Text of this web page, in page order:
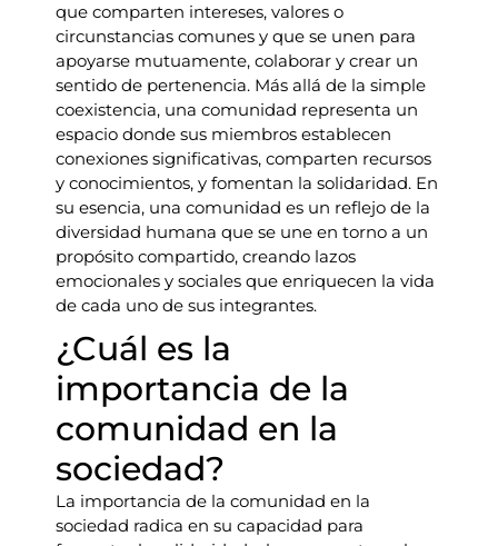
que comparten intereses, valores o
circunstancias comunes y que se unen para
apoyarse mutuamente, colaborar y crear un
sentido de pertenencia. Más allá de la simple
coexistencia, una comunidad representa un
espacio donde sus miembros establecen
conexiones significativas, comparten recursos
y conocimientos, y fomentan la solidaridad. En
su esencia, una comunidad es un reflejo de la
diversidad humana que se une en torno a un
propósito compartido, creando lazos
emocionales y sociales que enriquecen la vida
de cada uno de sus integrantes.
¿Cuál es la
importancia de la
comunidad en la
sociedad?
La importancia de la comunidad en la
sociedad radica en su capacidad para